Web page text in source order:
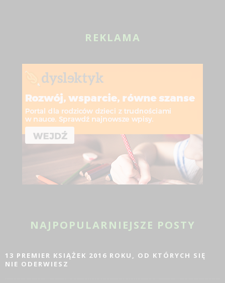
REKLAMA
NAJPOPULARNIEJSZE POSTY
13 PREMIER KSIĄŻEK 2016 ROKU, OD KTÓRYCH SIĘ
NIE ODERWIESZ